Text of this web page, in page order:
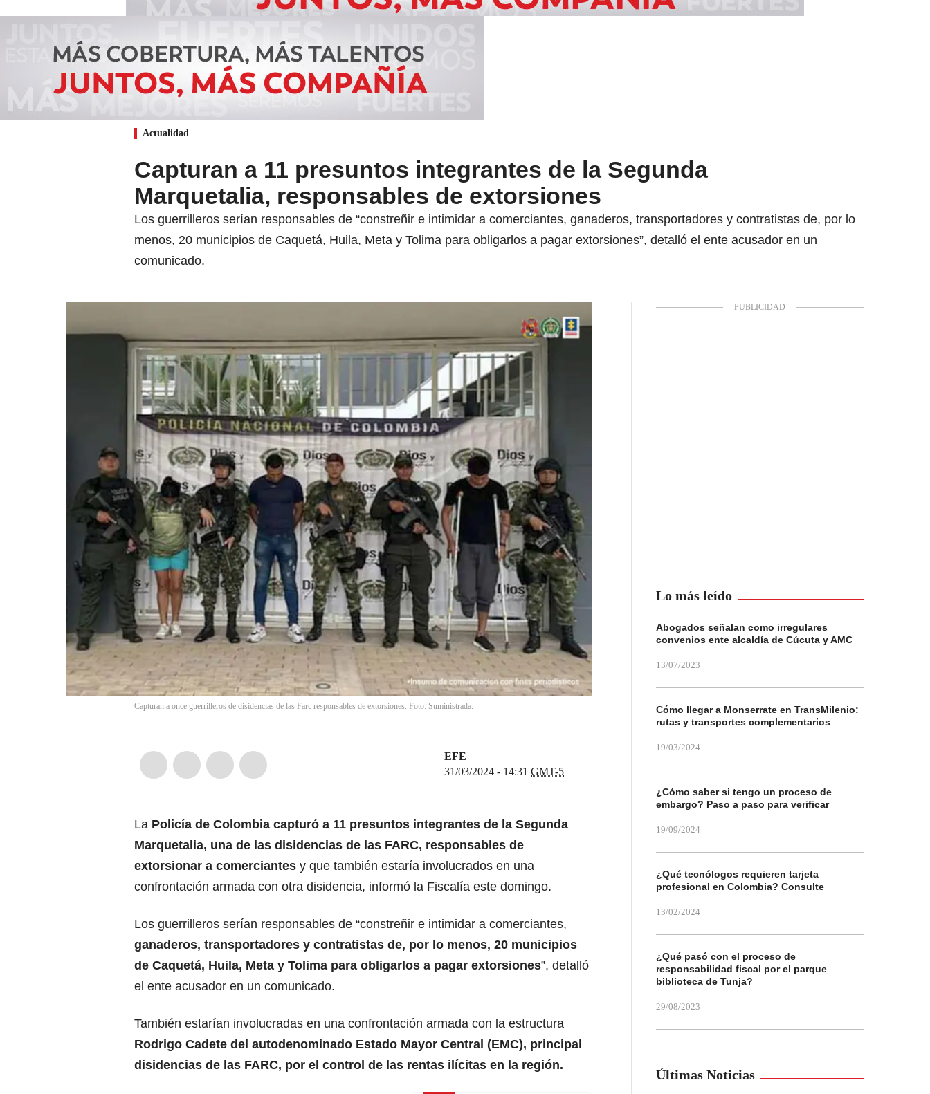
Actualidad
Capturan a 11 presuntos integrantes de la Segunda
Marquetalia, responsables de extorsiones
Los guerrilleros serían responsables de “constreñir e intimidar a comerciantes, ganaderos, transportadores y contratistas de, por lo
menos, 20 municipios de Caquetá, Huila, Meta y Tolima para obligarlos a pagar extorsiones”, detalló el ente acusador en un
comunicado.
Capturan a once guerrilleros de disidencias de las Farc responsables de extorsiones. Foto: Suministrada.
EFE
31/03/2024 - 14:31 GMT-5
La Policía de Colombia capturó a 11 presuntos integrantes de la Segunda
Marquetalia, una de las disidencias de las FARC, responsables de
extorsionar a comerciantes y que también estaría involucrados en una
confrontación armada con otra disidencia, informó la Fiscalía este domingo.
Los guerrilleros serían responsables de “constreñir e intimidar a comerciantes,
ganaderos, transportadores y contratistas de, por lo menos, 20 municipios
de Caquetá, Huila, Meta y Tolima para obligarlos a pagar extorsiones”, detalló
el ente acusador en un comunicado.
También estarían involucradas en una confrontación armada con la estructura
Rodrigo Cadete del autodenominado Estado Mayor Central (EMC), principal
disidencias de las FARC, por el control de las rentas ilícitas en la región.
Lo más leído
Abogados señalan como irregulares
convenios ente alcaldía de Cúcuta y AMC
13/07/2023
Cómo llegar a Monserrate en TransMilenio:
rutas y transportes complementarios
19/03/2024
¿Cómo saber si tengo un proceso de
embargo? Paso a paso para verificar
19/09/2024
¿Qué tecnólogos requieren tarjeta
profesional en Colombia? Consulte
13/02/2024
¿Qué pasó con el proceso de
responsabilidad fiscal por el parque
biblioteca de Tunja?
29/08/2023
Últimas Noticias